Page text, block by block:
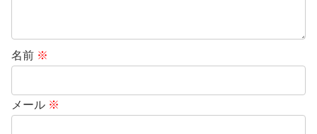
名前 ※
メール ※